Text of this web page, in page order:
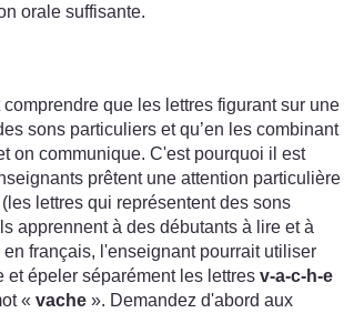
orale suffisante.
que les lettres figurant sur une
sons particuliers et qu’en les combinant
on communique. C'est pourquoi il est
prêtent une attention particulière
lettres qui représentent des sons
apprennent à des débutants à lire et à
français, l'enseignant pourrait utiliser
et épeler séparément les lettres v-a-c-h-e
« vache ». Demandez d'abord aux